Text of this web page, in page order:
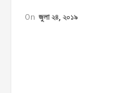
On জুলা ২৪, ২০১৯